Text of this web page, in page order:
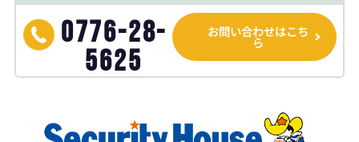
0776-28-
5625
お問い合わせはこち
ら